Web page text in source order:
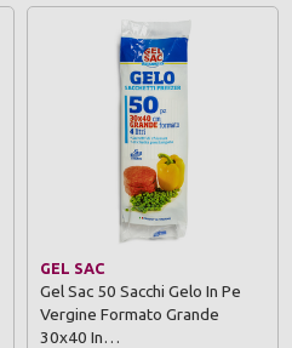
GEL SAC
Gel Sac 50 Sacchi Gelo In Pe
Vergine Formato Grande
30x40 In…